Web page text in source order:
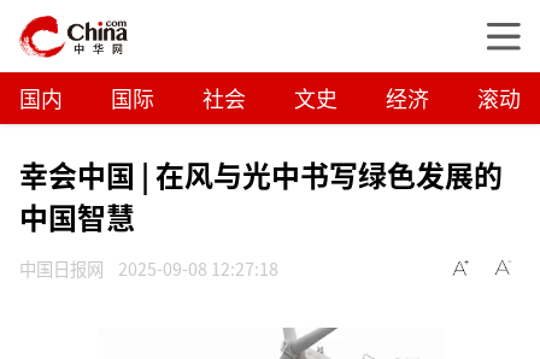
国内 国际 社会 文史 经济 滚动
幸会中国 | 在风与光中书写绿色发展的
中国智慧
中国日报网 2025-09-08 12:27:18